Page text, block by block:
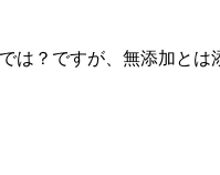
は？ですが、無添加とは